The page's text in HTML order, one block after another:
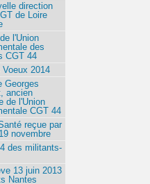
direction
de Loire
l'Union
des
CGT 44
Voeux 2014
Georges
ancien
de l'Union
CGT 44
reçue par
novembre
des militants-
13 juin 2013
Nantes